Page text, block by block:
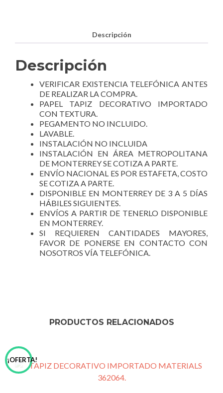
Descripción
Descripción
VERIFICAR EXISTENCIA TELEFÓNICA ANTES
DE REALIZAR LA COMPRA.
PAPEL TAPIZ DECORATIVO IMPORTADO
CON TEXTURA.
PEGAMENTO NO INCLUIDO.
LAVABLE.
INSTALACIÓN NO INCLUIDA
INSTALACIÓN EN ÁREA METROPOLITANA
DE MONTERREY SE COTIZA A PARTE.
ENVÍO NACIONAL ES POR ESTAFETA, COSTO
SE COTIZA A PARTE.
DISPONIBLE EN MONTERREY DE 3 A 5 DÍAS
HÁBILES SIGUIENTES.
ENVÍOS A PARTIR DE TENERLO DISPONIBLE
EN MONTERREY.
SI REQUIEREN CANTIDADES MAYORES,
FAVOR DE PONERSE EN CONTACTO CON
NOSOTROS VÍA TELEFÓNICA.
PRODUCTOS RELACIONADOS
¡OFERTA!